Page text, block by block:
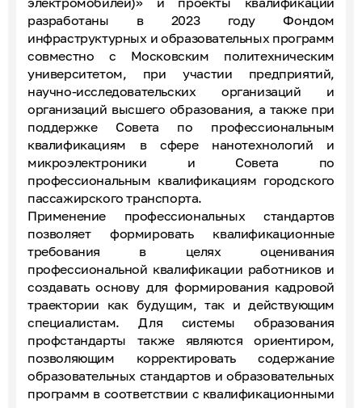
разработаны в 2023 году Фондом
инфраструктурных и образовательных программ
совместно с Московским политехническим
университетом, при участии предприятий,
научно-исследовательских организаций и
организаций высшего образования, а также при
поддержке Совета по профессиональным
квалификациям в сфере нанотехнологий и
микроэлектроники и Совета по
профессиональным квалификациям городского
пассажирского транспорта.
Применение профессиональных стандартов
позволяет формировать квалификационные
требования в целях оценивания
профессиональной квалификации работников и
создавать основу для формирования кадровой
траектории как будущим, так и действующим
специалистам. Для системы образования
профстандарты также являются ориентиром,
позволяющим корректировать содержание
образовательных стандартов и образовательных
программ в соответствии с квалификационными